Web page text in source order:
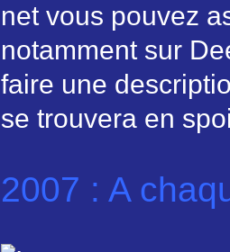
net vous pouvez
notamment sur
faire une
se trouvera en
2007 : A